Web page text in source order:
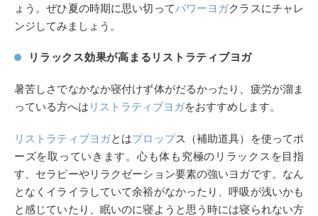
ょう。ぜひ夏の時期に思い切ってパワーヨガクラスにチャレ
ンジしてみましょう。
リラックス効果が高まるリストラティブヨガ
暑苦しさでなかなか寝付けず体がだるかったり、疲労が溜ま
っている方へは リストラティブヨガをおすすめします。
リストラティブヨガとはプロップス（補助道具）を使ってポ
ーズを取っていきます。心も体も究極のリラックスを目指
す、セラピーやリラクゼーション要素の強いヨガです。なん
となくイライラしていて余裕がなかったり、呼吸が浅いかも
と感じていたり、眠いのに寝ようと思う時には寝られない方